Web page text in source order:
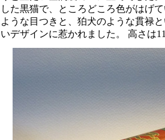
した黒猫で、ところどころ色がはげ
ような目つきと、狛犬のような貫禄
いデザインに惹かれました。 高さは